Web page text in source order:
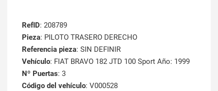
RefID: 208789
Pieza: PILOTO TRASERO DERECHO
Referencia pieza: SIN DEFINIR
Vehículo: FIAT BRAVO 182 JTD 100 Sport Año: 1999
Nº Puertas: 3
Código del vehículo: V000528